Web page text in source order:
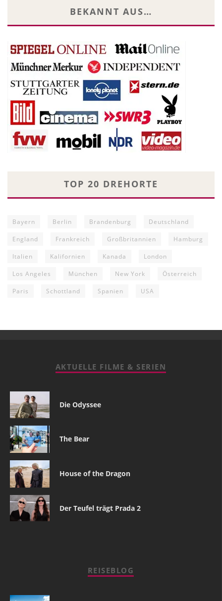
BEKANNT AUS…
TOP 20 DREHORTE
Bayern Berlin Brandenburg Deutschland
England Frankreich Großbritannien Hamburg
Italien Kalifornien Kanada London
Los Angeles München New York Österreich
Paris Schottland Spanien USA
AKTUELLE FILME & SERIEN
Die Odyssee
The Bear
House of the Dragon
Der Teufel trägt Prada 2
REISEBLOG